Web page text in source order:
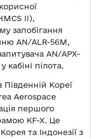
II),
запобігання
AN/ALR-56M,
AN/APX-
пілота.
Південній Кореї
Aerospace
першого
KF-X. Це
та Індонезії з